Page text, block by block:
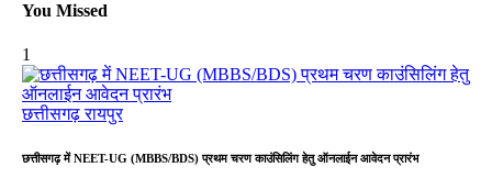
You Missed
1
छत्तीसगढ़रायपुर
छत्तीसगढ़ में NEET-UG (MBBS/BDS) प्रथम चरण काउंसिलिंग हेतु ऑनलाईन आवेदन प्रारंभ